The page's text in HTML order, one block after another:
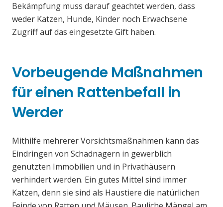
Bekämpfung muss darauf geachtet werden, dass
weder Katzen, Hunde, Kinder noch Erwachsene
Zugriff auf das eingesetzte Gift haben.
Vorbeugende Maßnahmen
für einen Rattenbefall in
Werder
Mithilfe mehrerer Vorsichtsmaßnahmen kann das
Eindringen von Schadnagern in gewerblich
genutzten Immobilien und in Privathäusern
verhindert werden. Ein gutes Mittel sind immer
Katzen, denn sie sind als Haustiere die natürlichen